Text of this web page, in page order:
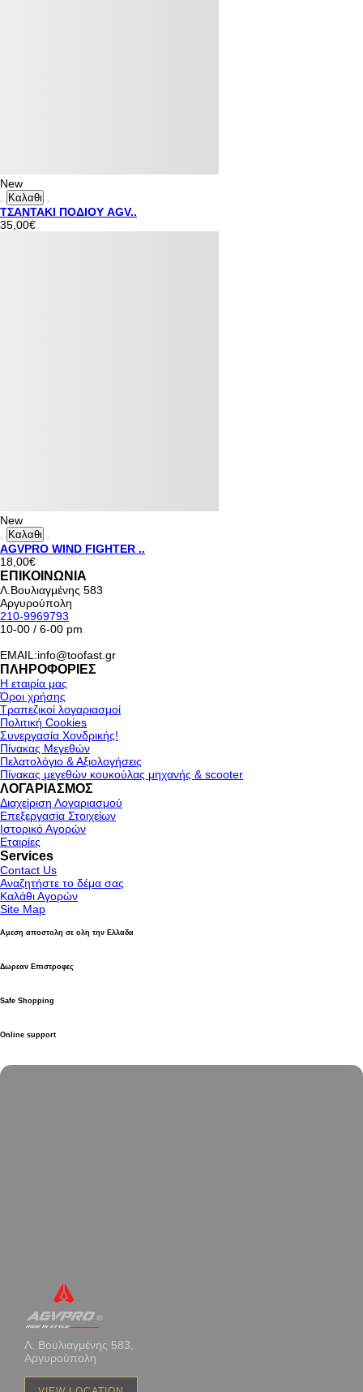
New
Καλαθι
ΤΣΑΝΤΑΚΙ ΠΟΔΙΟΥ AGV..
35,00€
New
Καλαθι
AGVPRO WIND FIGHTER ..
18,00€
ΕΠΙΚΟΙΝΩΝΙΑ
Λ.Βουλιαγμένης 583
Αργυρούπολη
210-9969793
10-00 / 6-00 pm
EMAIL:info@toofast.gr
ΠΛΗΡΟΦΟΡΙΕΣ
Η εταιρία μας
Όροι χρήσης
Τραπεζικοί λογαριασμοί
Πολιτική Cookies
Συνεργασία Χονδρικής!
Πίνακας Μεγεθών
Πελατολόγιο & Αξιολογήσεις
Πίνακας μεγεθών κουκούλας μηχανής & scooter
ΛΟΓΑΡΙΑΣΜΟΣ
Διαχείριση Λογαριασμού
Επεξεργασία Στοιχείων
Ιστορικό Αγορών
Εταιρίες
Services
Contact Us
Αναζητήστε το δέμα σας
Καλάθι Αγορών
Site Map
Αμεση αποστολη σε ολη την Ελλαδα
Δωρεαν Επιστροφες
Safe Shopping
Online support
Λ. Βουλιαγμένης 583,
Αργυρούπολη